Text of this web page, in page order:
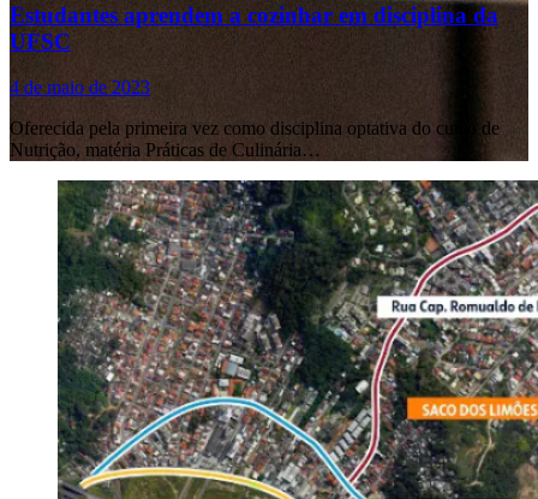
Estudantes aprendem a cozinhar em disciplina da
UFSC
4 de maio de 2023
Oferecida pela primeira vez como disciplina optativa do curso de
Nutrição, matéria Práticas de Culinária…